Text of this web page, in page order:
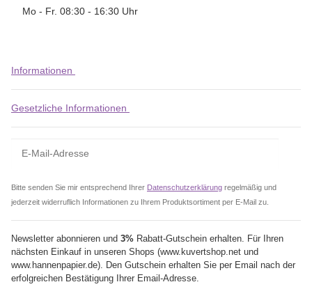
Mo - Fr. 08:30 - 16:30 Uhr
Informationen
Gesetzliche Informationen
Bitte senden Sie mir entsprechend Ihrer Datenschutzerklärung regelmäßig und
jederzeit widerruflich Informationen zu Ihrem Produktsortiment per E-Mail zu.
Newsletter abonnieren und 3% Rabatt-Gutschein erhalten. Für Ihren
nächsten Einkauf in unseren Shops (www.kuvertshop.net und
www.hannenpapier.de). Den Gutschein erhalten Sie per Email nach der
erfolgreichen Bestätigung Ihrer Email-Adresse.